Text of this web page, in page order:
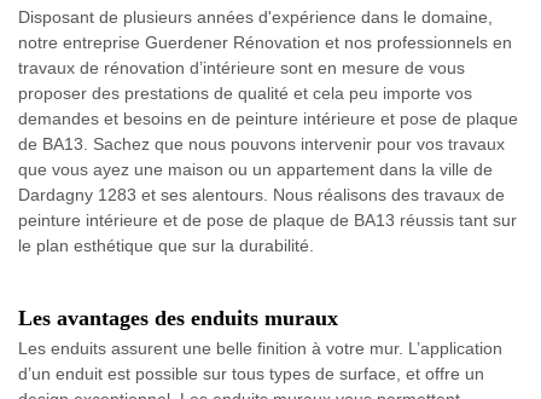
Disposant de plusieurs années d'expérience dans le domaine,
notre entreprise Guerdener Rénovation et nos professionnels en
travaux de rénovation d’intérieure sont en mesure de vous
proposer des prestations de qualité et cela peu importe vos
demandes et besoins en de peinture intérieure et pose de plaque
de BA13. Sachez que nous pouvons intervenir pour vos travaux
que vous ayez une maison ou un appartement dans la ville de
Dardagny 1283 et ses alentours. Nous réalisons des travaux de
peinture intérieure et de pose de plaque de BA13 réussis tant sur
le plan esthétique que sur la durabilité.
Les avantages des enduits muraux
Les enduits assurent une belle finition à votre mur. L’application
d’un enduit est possible sur tous types de surface, et offre un